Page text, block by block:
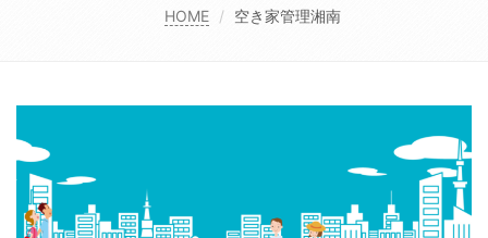
HOME 空き家管理湘南